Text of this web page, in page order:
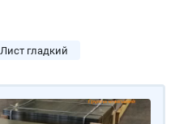
Лист гладкий